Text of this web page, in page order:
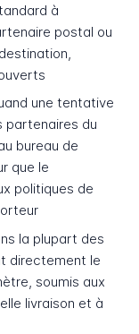
à
postal ou
une tentative
partenaires du
bureau de
que le
politiques de
la plupart des
directement le
soumis aux
livraison et à